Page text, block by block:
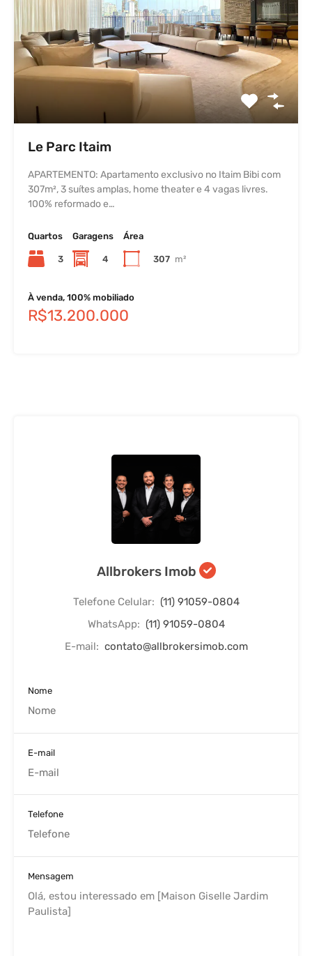
Le Parc Itaim
APARTEMENTO: Apartamento exclusivo no Itaim Bibi com
307m², 3 suítes amplas, home theater e 4 vagas livres.
100% reformado e…
Quartos
3
Garagens
4
Área
307 m²
À venda, 100% mobiliado
R$13.200.000
Allbrokers Imob
Telefone Celular: (11) 91059-0804
WhatsApp: (11) 91059-0804
E-mail: contato@allbrokersimob.com
Nome
E-mail
Telefone
Mensagem